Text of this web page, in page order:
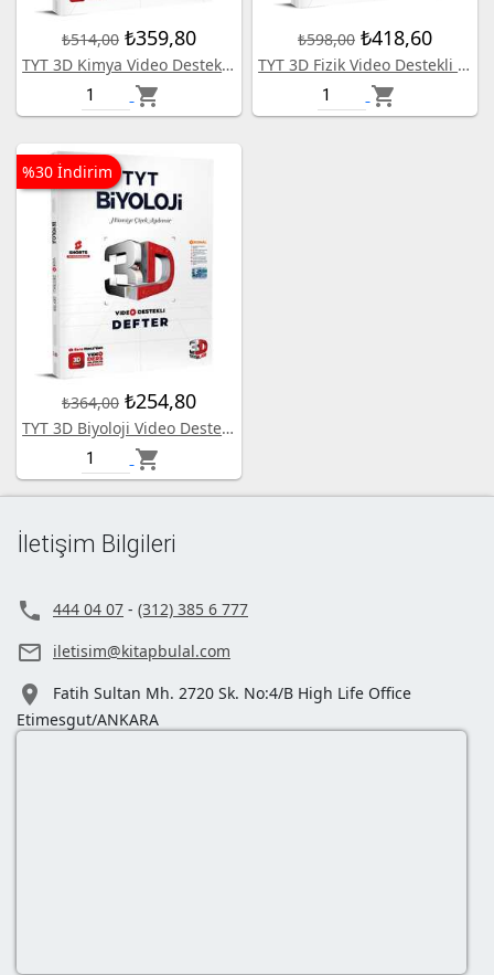
₺514,00 ₺359,80
TYT 3D Kimya Video Destekli Defter
shopping_cart
₺598,00 ₺418,60
TYT 3D Fizik Video Destekli Defter
shopping_cart
%30 İndirim
₺364,00 ₺254,80
TYT 3D Biyoloji Video Destekli Defter
shopping_cart
İletişim Bilgileri
 444 04 07 - (312) 385 6 777
 iletisim@kitapbulal.com

Fatih Sultan Mh. 2720 Sk. No:4/B High Life Office
Etimesgut/ANKARA